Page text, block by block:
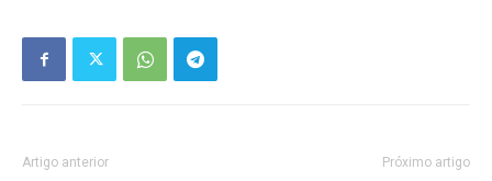
Artigo anterior Próximo artigo